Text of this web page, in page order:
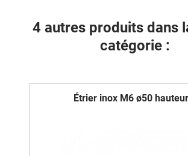
4 autres produits dans
catégorie :
Étrier inox M6 ø50